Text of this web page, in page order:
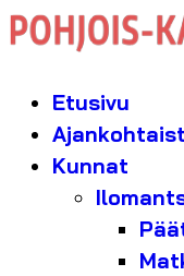
Etusivu
Kunnat